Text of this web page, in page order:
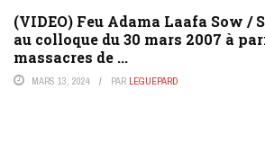
(VIDEO) Feu Adama Laafa Sow /
au colloque du 30 mars 2007 à
massacres de ...
MARS 13, 2024 PAR LEGUEPARD